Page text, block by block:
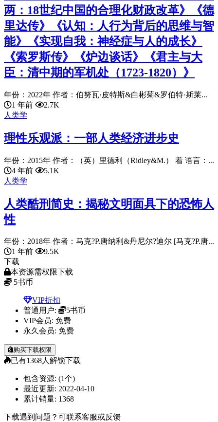
两：18世纪中国的合理化财政改革》《德
里达传》《认知：人行为背后的思维与智
能》《实现自我：神经症与人的成长》
《索罗斯传》《炉边谈话》《君主与大
臣：清中期的军机处（1723-1820）》
年份：2022年 作者：伯努瓦·皮特斯&白彬菊&罗伯特·斯莱...
1 年前
2.7K
人类学
理性乐观派：一部人类经济进步史
年份：2015年 作者：（英）里德利（Ridley&M.） 着 语言：...
4 年前
5.1K
人类学
人类酷刑简史：揭秘文明面具下的恐怖人
性
年份：2018年 作者：马克?P.唐纳利&丹尼尔?迪尔 [马克?P.唐...
1 年前
9.5K
下载
本资源需权限下载
5书币
VIP折扣
普通用户:
5书币
VIP会员: 免费
永久会员: 免费
购买下载权限
已有1368人解锁下载
包含资源: (1个)
最近更新: 2022-04-10
累计销量: 1368
下载遇到问题？可联系客服或反馈